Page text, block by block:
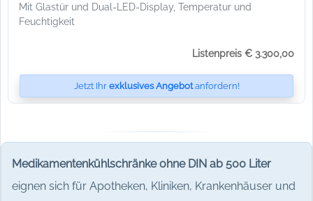
Medikamentenkühlschränke ohne DIN ab 500 Liter
eignen sich für Apotheken, Kliniken, Krankenhäuser und
Mit Glastür und Dual-LED-Display, Temperatur und
Feuchtigkeit
Listenpreis € 3.300,00
Jetzt Ihr exklusives Angebotanfordern!